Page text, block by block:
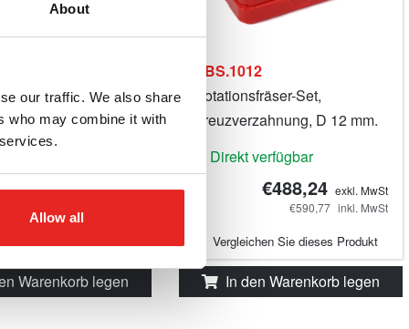
About
our traffic. We also share
who may combine it with
Allow all
Set,
D 10 mm.
€346,88 exkl. MwSt
Warenkorb legen
RBS.1012
Rotationsfräser-Set,
Kreuzverzahnung, D 12 mm.
Direkt verfügbar
€488,24 exkl. MwSt
€590,77 inkl. MwSt
Vergleichen Sie dieses Produkt
In den Warenkorb legen